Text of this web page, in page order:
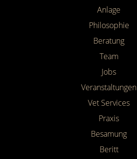
Anlage
Philosophie
Beratung
Team
Jobs
Veranstaltungen
Vet Services
Praxis
Besamung
Beritt